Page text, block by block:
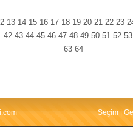
13 14 15 16 17 18 19 20 21 22 23
42 43 44 45 46 47 48 49 50 51 52 53
63 64
Seçim